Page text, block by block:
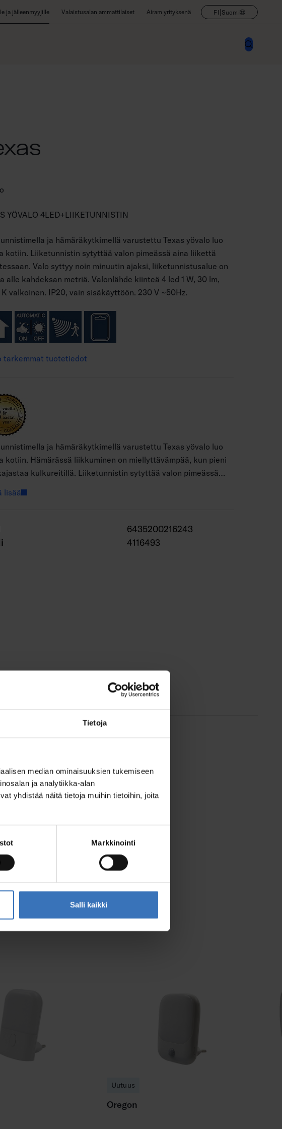
Tietoja
median ominaisuuksien tukemiseen
ja analytiikka-alan
yhdistää näitä tietoja muihin tietoihin, joita
Markkinointi
Salli kaikki
ja jälleenmyyjille Valaistusalan ammattilaiset Airam yrityksenä FI |Suomi
YÖVALO 4LED+LIIKETUNNISTIN
ja hämäräkytkimellä varustettu Texas yövalo luo
kotiin. Liiketunnistin sytyttää valon pimeässä aina liikettä
Valo syttyy noin minuutin ajaksi, liiketunnistusalue on
alle kahdeksan metriä. Valonlähde kiinteä 4 led 1 W, 30 lm,
valkoinen. IP20, vain sisäkäyttöön. 230 V ~50Hz.
tarkemmat tuotetiedot
ja hämäräkytkimellä varustettu Texas yövalo luo
kotiin. Hämärässä liikkuminen on miellyttävämpää, kun pieni
kulkureitillä. Liiketunnistin sytyttää valon pimeässä
on 120° ja alle kahdeksan metriä.
lisää
6435200216243
4116493
Uutuus
Oregon